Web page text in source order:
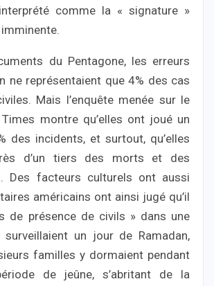
comme la « signature »
imminente.
du Pentagone, les erreurs
ne représentaient que 4% des cas
Mais l’enquête menée sur le
montre qu’elles ont joué un
des incidents, et surtout, qu’elles
d’un tiers des morts et des
Des facteurs culturels ont aussi
américains ont ainsi jugé qu’il
de présence de civils » dans une
surveillaient un jour de Ramadan,
familles y dormaient pendant
de jeûne, s’abritant de la